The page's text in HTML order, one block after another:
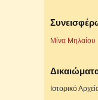
Μίνα Μηλαίου
Ιστορικό